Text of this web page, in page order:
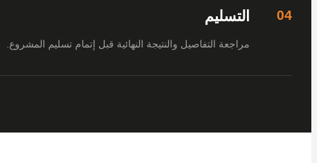
التسليم
مراجعة التفاصيل والنتيجة النهائية قبل إتمام تسليم المشروع.